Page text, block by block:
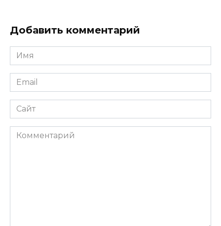
Добавить комментарий
Имя
Email
Сайт
Комментарий